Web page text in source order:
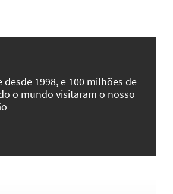
desde 1998, e 100 milhões de
o mundo visitaram o nosso